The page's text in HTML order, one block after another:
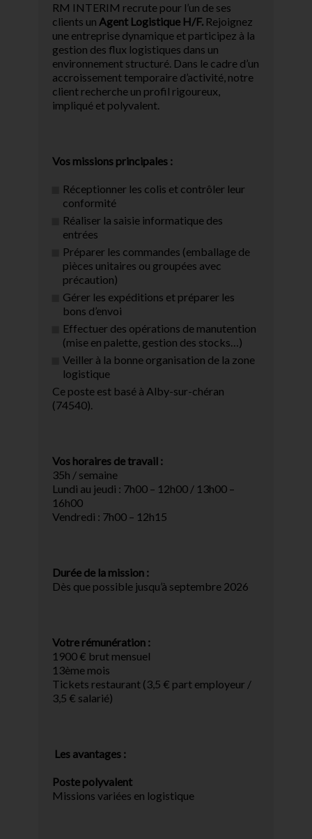
RM INTERIM recrute pour l’un de ses
clients un Agent Logistique H/F. Rejoignez
une entreprise dynamique et participez à la
gestion des flux logistiques dans un
environnement structuré. Dans le cadre d’un
accroissement temporaire d’activité, notre
client recherche un profil rigoureux,
impliqué et polyvalent.
Vos missions principales :
Réceptionner les colis et contrôler leur
conformité
Réaliser la saisie informatique des
entrées
Préparer les commandes (emballage de
pièces unitaires ou groupées avec
précaution)
Gérer les expéditions et préparer les
bons d’envoi
Effectuer des opérations de manutention
(mise en palette, gestion des stocks…)
Veiller à la bonne organisation de la zone
logistique
Ce poste est basé à Alby-sur-chéran
(74540).
Vos horaires de travail :
35h / semaine
Lundi au jeudi : 7h00 – 12h00 / 13h00 –
16h00
Vendredi : 7h00 – 12h15
Durée de la mission :
Dès que possible jusqu’à septembre 2026
Votre rémunération :
1900 € brut mensuel
13ème mois
Tickets restaurant (3,5 € part employeur /
3,5 € salarié)
Les avantages :
Poste polyvalent
Missions variées en logistique